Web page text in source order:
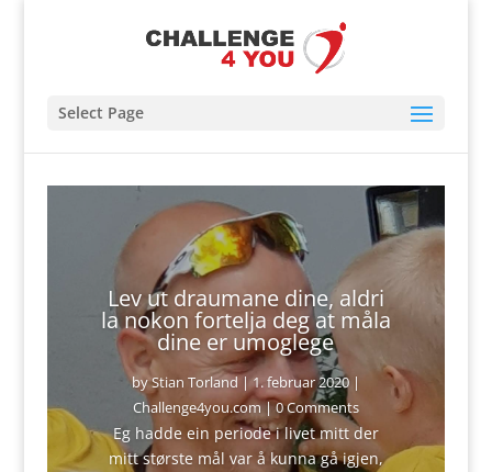
Select Page
Lev ut draumane dine, aldri
la nokon fortelja deg at måla
dine er umoglege
byStian Torland |1. februar 2020|
Challenge4you.com| 0 Comments
Eg hadde ein periode i livet mitt der
mitt største mål var å kunna gå igjen,